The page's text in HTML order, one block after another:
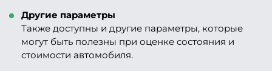
Другие параметры
Также доступны и другие параметры, которые
могут быть полезны при оценке состояния и
стоимости автомобиля.